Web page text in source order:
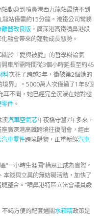
動身到噴鼻港西九龍站最快不到
龍站僅需約15分鐘。港鐵公司常務
器改良版 ，廣深港高鐵噴鼻港段
融會帶來的蓬勃成長態勢。
於「愛與被愛」的哲學辯論氣
車所需時間從3個小時延長至約45
料次花了跨越5年，衝破第2個她的
界」。5000萬人次僅過了1年8個
耳不聞，她已經完全沉浸在她對極
零件 。
澳汽車空氣芯年夜橋守舊7年多來，
廣深港高鐵跨境往復閉會，經由
汽車零件跨境購物，正重新鮮汽車
“一小時生涯圈”構思正成為實際。
本錢與立異的無妨礙活動，加快了
整合。”噴鼻港特區立法會議員嚴
竭方便的配套通關水箱精政策是